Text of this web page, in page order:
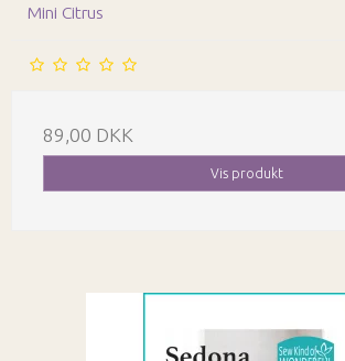
Mini Citrus
89,00 DKK
Vis produkt